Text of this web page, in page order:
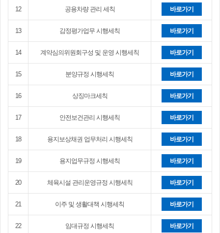
12 공용차량 관리 세칙 바로가기
13 감정평가업무 시행세칙 바로가기
14 계약심의위원회구성 및 운영 시행세칙 바로가기
15 분양규정 시행세칙 바로가기
16 상징마크세칙 바로가기
17 안전보건관리 시행세칙 바로가기
18 용지보상채권 업무처리 시행세칙 바로가기
19 용지업무규정 시행세칙 바로가기
20 체육시설 관리운영규정 시행세칙 바로가기
21 이주 및 생활대책 시행세칙 바로가기
22 임대규정 시행세칙 바로가기